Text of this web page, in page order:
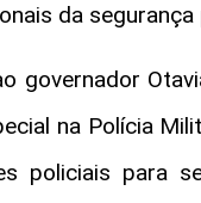
da segurança
governador
na Polícia
policiais para